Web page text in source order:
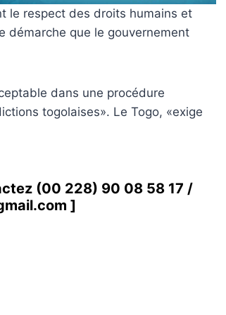
le respect des droits humains et
démarche que le gouvernement
dans une procédure
togolaises». Le Togo, «exige
(00 228) 90 08 58 17 /
]